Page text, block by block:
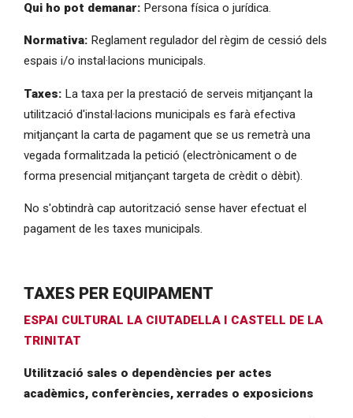
Qui ho pot demanar:Persona física o jurídica.
Normativa: Reglament regulador del règim de cessió dels
espais i/o instal·lacions municipals.
Taxes: La taxa per la prestació de serveis mitjançant la
utilització d'instal·lacions municipals es farà efectiva
mitjançant la carta de pagament que se us remetrà una
vegada formalitzada la petició (electrònicament o de
forma presencial mitjançant targeta de crèdit o dèbit).
No s'obtindrà cap autorització sense haver efectuat el
pagament de les taxes municipals.
TAXES PER EQUIPAMENT
ESPAI CULTURAL LA CIUTADELLA I CASTELL DE LA
TRINITAT
Utilització sales o dependències per actes
acadèmics, conferències, xerrades o exposicions